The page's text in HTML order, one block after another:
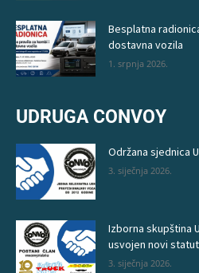
Besplatna
dostavna vozila
1. srpnja 2026.
UDRUGA CONVOY
Održana sjednica
3. siječnja 2026.
Izborna skupština
usvojen novi
3. siječnja 2026.